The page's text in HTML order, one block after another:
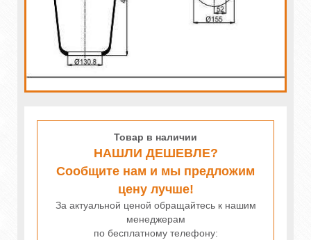
Товар в наличии
НАШЛИ ДЕШЕВЛЕ?
Сообщите нам и мы предложим
цену лучше!
За актуальной ценой обращайтесь к нашим
менеджерам
по бесплатному телефону: